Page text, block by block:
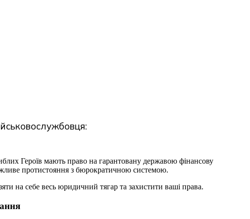
Героїв мають право на гарантовану державою фінансову
протистояння з бюрократичною системою.
на себе весь юридичний тягар та захистити ваші права.